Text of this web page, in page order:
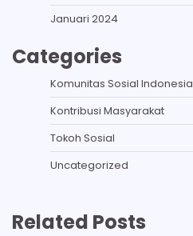
Januari 2024
Categories
Komunitas Sosial Indonesia
Kontribusi Masyarakat
Tokoh Sosial
Uncategorized
Related Posts